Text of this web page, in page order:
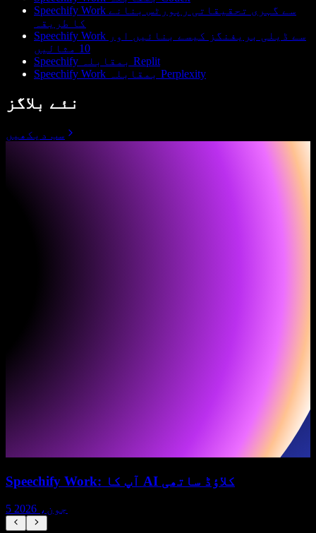
Speechify Work سے گہری تحقیقاتی رپورٹس بنانے
کا طریقہ
Speechify Work سے ڈیلی بریفنگز کیسے بنائیں اور
10 مثالیں
Speechify بمقابلہ Replit
Speechify Work بمقابلہ Perplexity
نئے بلاگز
سب دیکھیں
Speechify Work: آپ کا AI کلاؤڈ ساتھی
5 جون، 2026